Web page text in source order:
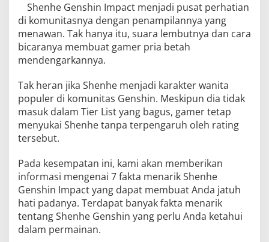
Shenhe Genshin Impact menjadi pusat perhatian
di komunitasnya dengan penampilannya yang
menawan. Tak hanya itu, suara lembutnya dan cara
bicaranya membuat gamer pria betah
mendengarkannya.
Tak heran jika Shenhe menjadi karakter wanita
populer di komunitas Genshin. Meskipun dia tidak
masuk dalam Tier List yang bagus, gamer tetap
menyukai Shenhe tanpa terpengaruh oleh rating
tersebut.
Pada kesempatan ini, kami akan memberikan
informasi mengenai 7 fakta menarik Shenhe
Genshin Impact yang dapat membuat Anda jatuh
hati padanya. Terdapat banyak fakta menarik
tentang Shenhe Genshin yang perlu Anda ketahui
dalam permainan.